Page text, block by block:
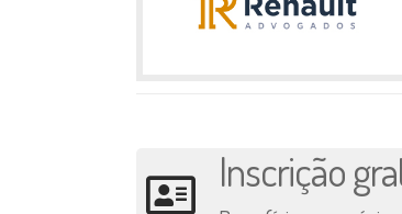
Inscrição